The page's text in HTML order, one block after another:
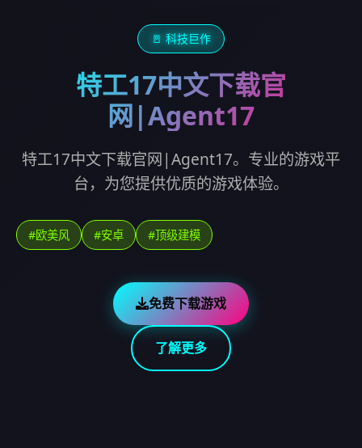
🚪 科技巨作
特工17中文下载官
网|Agent17
特工17中文下载官网|Agent17。专业的游戏平
台，为您提供优质的游戏体验。
#欧美风 #安卓 #顶级建模
免费下载游戏
了解更多